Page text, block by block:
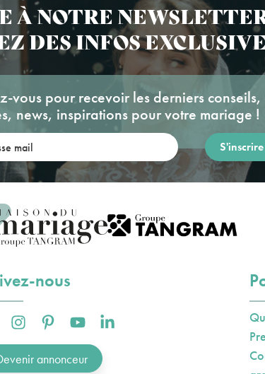
À NOTRE
DES INFOS
vous pour recevoir les derniers conseils,
news, inspirations pour votre mariage !
nous
:
Instagram :Pinterest :Youtube :Linkedin :
annonceur